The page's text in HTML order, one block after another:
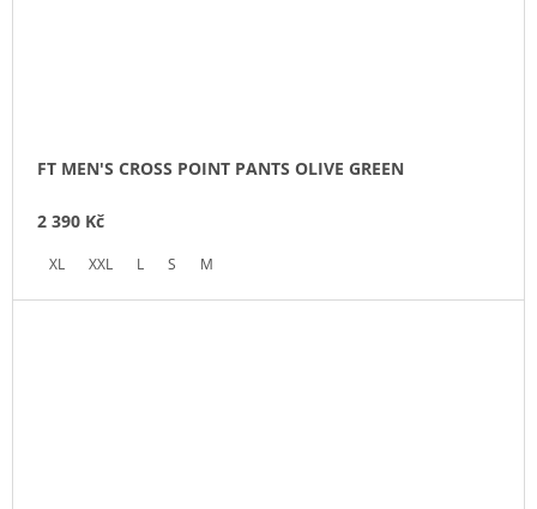
FT MEN'S CROSS POINT PANTS OLIVE GREEN
2 390 Kč
XL XXL L S M